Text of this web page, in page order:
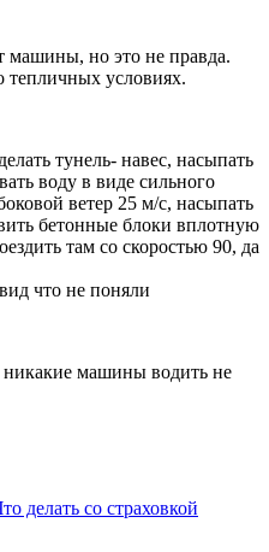
но это не правда.
условиях.
тунель- навес, насыпать
воду в виде сильного
ветер 25 м/с, насыпать
бетонные блоки вплотную
там со скоростью 90, да
что не поняли
машины водить не
делать со страховкой